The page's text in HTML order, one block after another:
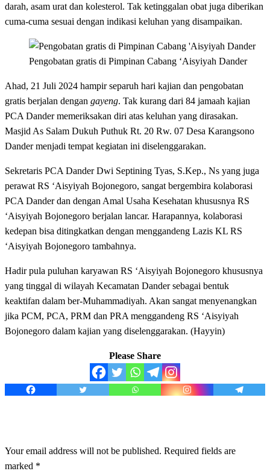
darah, asam urat dan kolesterol. Tak ketinggalan obat juga diberikan
cuma-cuma sesuai dengan indikasi keluhan yang disampaikan.
Pengobatan gratis di Pimpinan Cabang ‘Aisyiyah Dander
Ahad, 21 Juli 2024 hampir separuh hari kajian dan pengobatan
gratis berjalan dengan gayeng. Tak kurang dari 84 jamaah kajian
PCA Dander memeriksakan diri atas keluhan yang dirasakan.
Masjid As Salam Dukuh Puthuk Rt. 20 Rw. 07 Desa Karangsono
Dander menjadi tempat kegiatan ini diselenggarakan.
Sekretaris PCA Dander Dwi Septining Tyas, S.Kep., Ns yang juga
perawat RS ‘Aisyiyah Bojonegoro, sangat bergembira kolaborasi
PCA Dander dan dengan Amal Usaha Kesehatan khususnya RS
‘Aisyiyah Bojonegoro berjalan lancar. Harapannya, kolaborasi
kedepan bisa ditingkatkan dengan menggandeng Lazis KL RS
‘Aisyiyah Bojonegoro tambahnya.
Hadir pula puluhan karyawan RS ‘Aisyiyah Bojonegoro khususnya
yang tinggal di wilayah Kecamatan Dander sebagai bentuk
keaktifan dalam ber-Muhammadiyah. Akan sangat menyenangkan
jika PCM, PCA, PRM dan PRA menggandeng RS ‘Aisyiyah
Bojonegoro dalam kajian yang diselenggarakan. (Hayyin)
Please Share
Your email address will not be published. Required fields are
marked *